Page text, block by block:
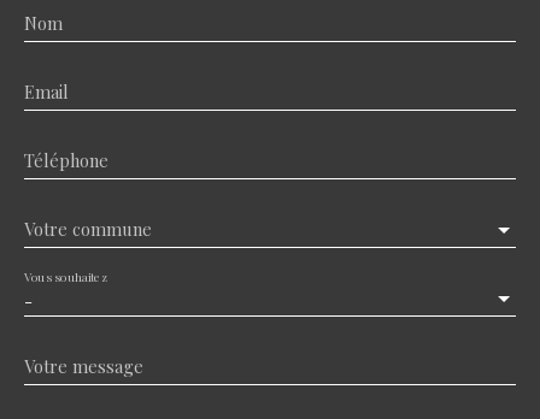
Nom
Email
Téléphone
Votre commune
-
Vous souhaitez
Votre message